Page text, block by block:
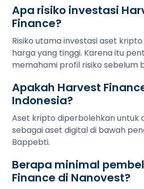
Apa risiko investasi
Finance?
Risiko utama investasi aset
harga yang tinggi. Karena itu
memahami profil risiko sebelum
Apakah Harvest
Indonesia?
Aset kripto diperbolehkan untuk
sebagai aset digital di bawah
Bappebti.
Berapa minimal
Finance di Nanovest?